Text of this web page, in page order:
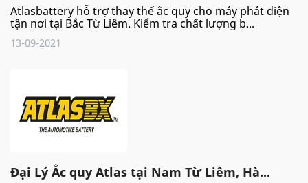
Atlasbattery hỗ trợ thay thế ắc quy cho máy phát điện
tận nơi tại Bắc Từ Liêm. Kiểm tra chất lượng b...
13-09-2021
Đại Lý Ắc quy Atlas tại Nam Từ Liêm, Hà...